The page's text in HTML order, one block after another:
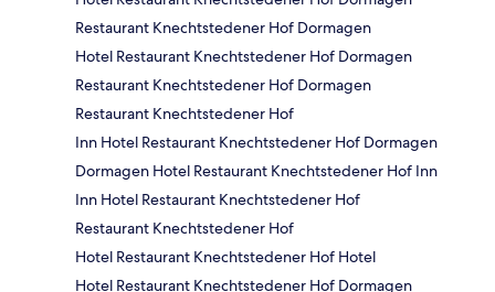
Restaurant Knechtstedener Hof Dormagen
Hotel Restaurant Knechtstedener Hof Dormagen
Restaurant Knechtstedener Hof Dormagen
Restaurant Knechtstedener Hof
Inn Hotel Restaurant Knechtstedener Hof Dormagen
Dormagen Hotel Restaurant Knechtstedener Hof Inn
Inn Hotel Restaurant Knechtstedener Hof
Restaurant Knechtstedener Hof
Hotel Restaurant Knechtstedener Hof Hotel
Hotel Restaurant Knechtstedener Hof Dormagen